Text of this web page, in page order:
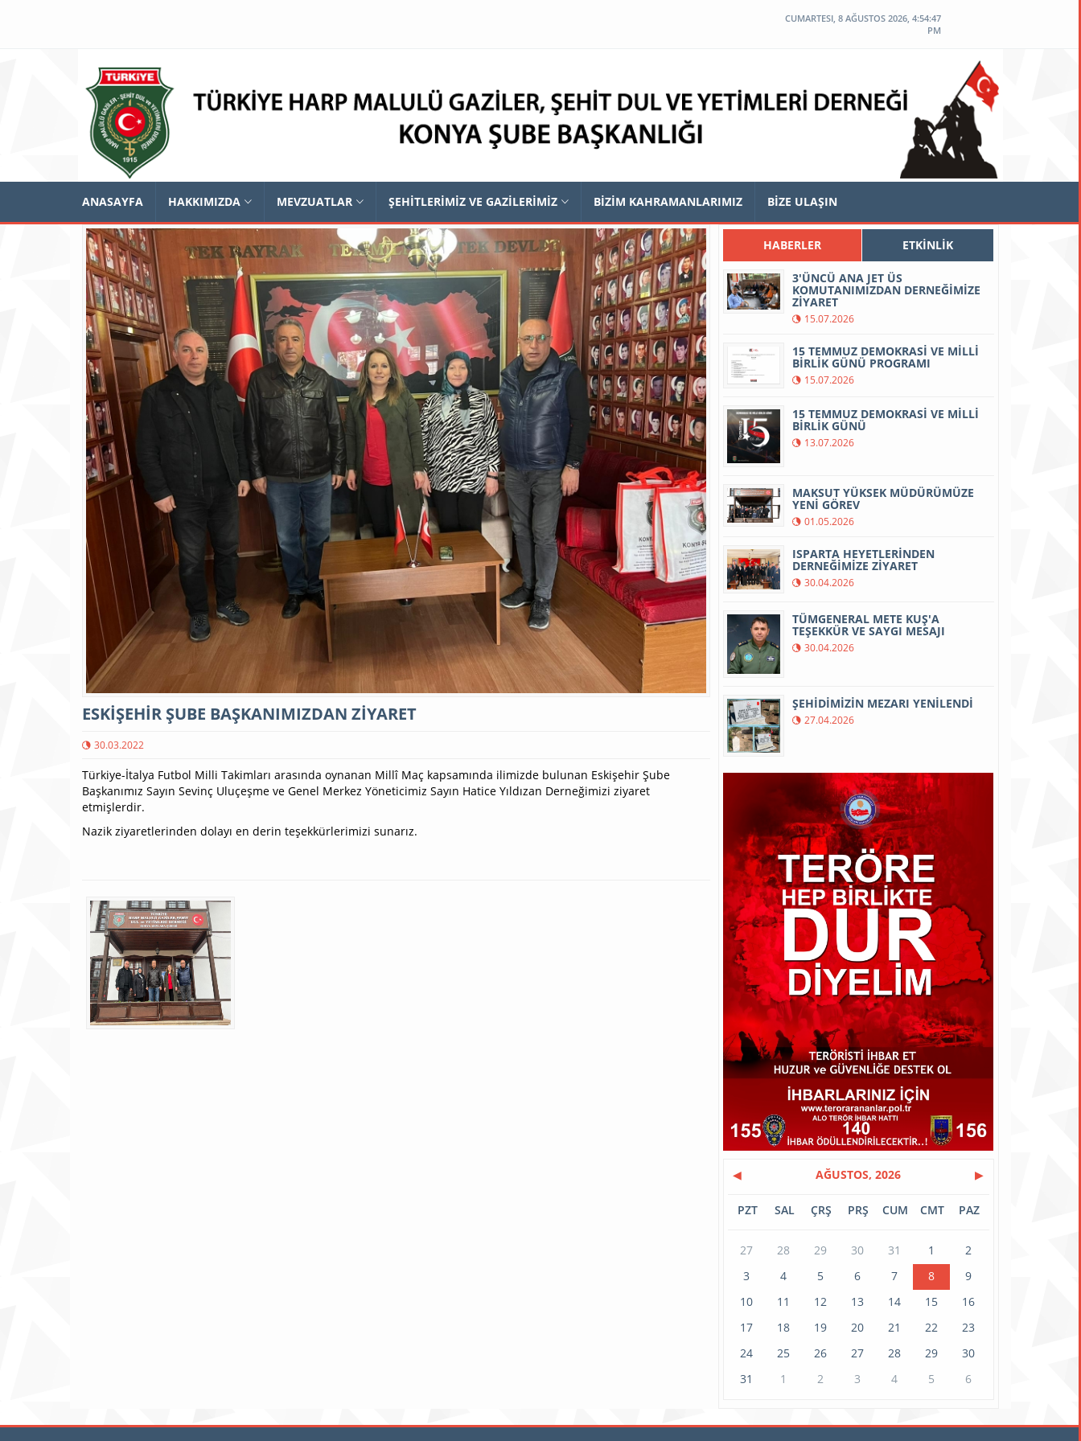
CUMARTESI, 8 AĞUSTOS 2026, 4:54:48
PM
ANASAYFA HAKKIMIZDA MEVZUATLAR ŞEHİTLERİMİZ VE GAZİLERİMİZ BİZİM KAHRAMANLARIMIZ BİZE ULAŞIN
ESKİŞEHİR ŞUBE BAŞKANIMIZDAN ZİYARET
30.03.2022
Türkiye-İtalya Futbol Milli Takimları arasında oynanan Millî Maç kapsamında ilimizde bulunan Eskişehir Şube
Başkanımız Sayın Sevinç Uluçeşme ve Genel Merkez Yöneticimiz Sayın Hatice Yıldızan Derneğimizi ziyaret
etmişlerdir.
Nazik ziyaretlerinden dolayı en derin teşekkürlerimizi sunarız.
HABERLER ETKİNLİK
3'ÜNCÜ ANA JET ÜS
KOMUTANIMIZDAN DERNEĞİMİZE
ZİYARET
15.07.2026
15 TEMMUZ DEMOKRASİ VE MİLLİ
BİRLİK GÜNÜ PROGRAMI
15.07.2026
15 TEMMUZ DEMOKRASİ VE MİLLİ
BİRLİK GÜNÜ
13.07.2026
MAKSUT YÜKSEK MÜDÜRÜMÜZE
YENİ GÖREV
01.05.2026
ISPARTA HEYETLERİNDEN
DERNEĞİMİZE ZİYARET
30.04.2026
TÜMGENERAL METE KUŞ'A
TEŞEKKÜR VE SAYGI MESAJI
30.04.2026
ŞEHİDİMİZİN MEZARI YENİLENDİ
27.04.2026
◀ AĞUSTOS, 2026 ▶
PZT SAL ÇRŞ PRŞ CUM CMT PAZ
27 28 29 30 31 1
2
3
4 5 6 7 8
9
10
11 12 13 14 15
16
17
18 19 20 21 22
23
24
25 26 27 28 29
30
31
1 2 3 4 5 6